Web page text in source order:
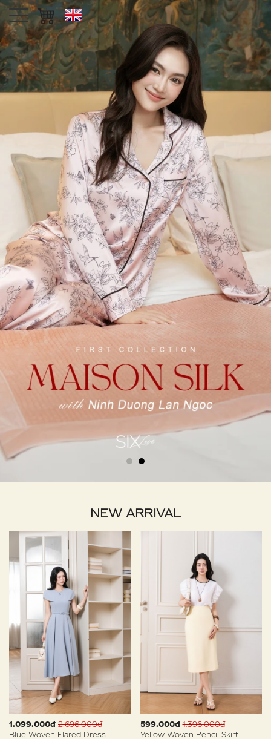
NEW ARRIVAL
1.099.000đ 2.696.000đ
Blue Woven Flared Dress
599.000đ1.396.000đ
Yellow Woven Pencil Skirt